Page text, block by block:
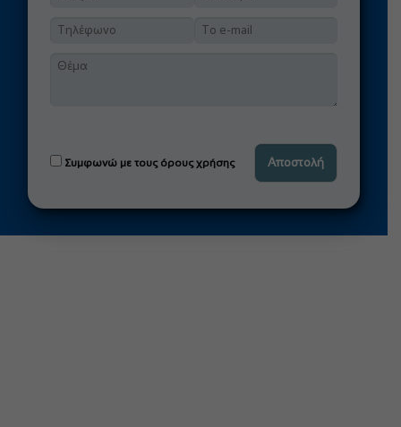
Συμφωνώ με τους όρους χρήσης